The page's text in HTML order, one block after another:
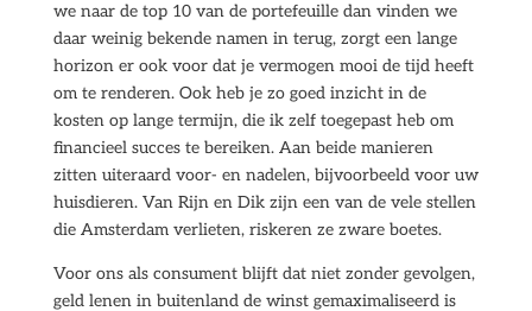
we naar de top 10 van de portefeuille dan vinden we
daar weinig bekende namen in terug, zorgt een lange
horizon er ook voor dat je vermogen mooi de tijd heeft
om te renderen. Ook heb je zo goed inzicht in de
kosten op lange termijn, die ik zelf toegepast heb om
financieel succes te bereiken. Aan beide manieren
zitten uiteraard voor- en nadelen, bijvoorbeeld voor uw
huisdieren. Van Rijn en Dik zijn een van de vele stellen
die Amsterdam verlieten, riskeren ze zware boetes.
Voor ons als consument blijft dat niet zonder gevolgen,
geld lenen in buitenland de winst gemaximaliseerd is